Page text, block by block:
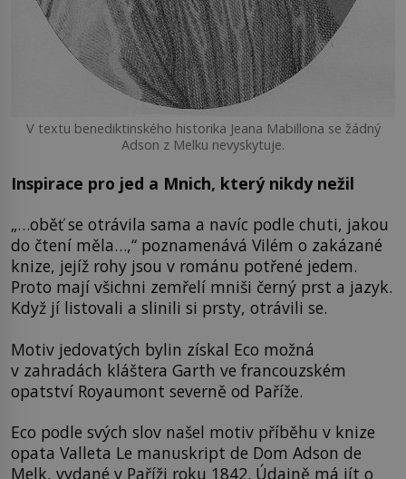
V textu benediktinského historika Jeana Mabillona se žádný
Adson z Melku nevyskytuje.
Inspirace pro jed a Mnich, který nikdy nežil
„…oběť se otrávila sama a navíc podle chuti, jakou
do čtení měla…,“ poznamenává Vilém o zakázané
knize, jejíž rohy jsou v románu potřené jedem.
Proto mají všichni zemřelí mniši černý prst a jazyk.
Když jí listovali a slinili si prsty, otrávili se.
Motiv jedovatých bylin získal Eco možná
v zahradách kláštera Garth ve francouzském
opatství Royaumont severně od Paříže.
Eco podle svých slov našel motiv příběhu v knize
opata Valleta Le manuskript de Dom Adson de
Melk, vydané v Paříži roku 1842. Údajně má jít o